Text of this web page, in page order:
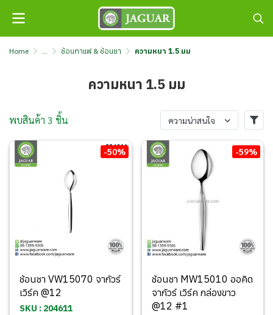
Home ... ช้อนกาแฟ & ช้อนชา ความหนา 1.5 มม
ความหนา 1.5 มม
พบสินค้า 3 ชิ้น ความน่าสนใจ
-50%
ช้อนชา VW15070 จากัวร์
เวิร์ค @12
SKU : 204611
-59%
ช้อนชา MW15010 ออคิด
จากัวร์ เวิร์ค กล่องขาว
@12 #1